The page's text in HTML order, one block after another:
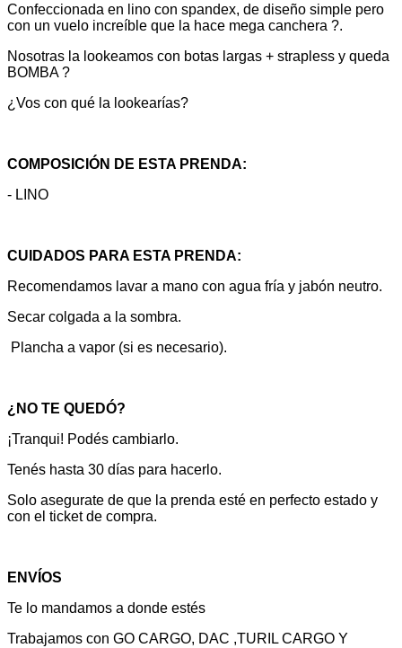
Confeccionada en lino con spandex, de diseño simple pero
con un vuelo increíble que la hace mega canchera ?.
Nosotras la lookeamos con botas largas + strapless y queda
BOMBA ?
¿Vos con qué la lookearías?
COMPOSICIÓN DE ESTA PRENDA:
- LINO
CUIDADOS PARA ESTA PRENDA:
Recomendamos lavar a mano con agua fría y jabón neutro.
Secar colgada a la sombra.
Plancha a vapor (si es necesario).
¿NO TE QUEDÓ?
¡Tranqui! Podés cambiarlo.
Tenés hasta 30 días para hacerlo.
Solo asegurate de que la prenda esté en perfecto estado y
con el ticket de compra.
ENVÍOS
Te lo mandamos a donde estés
Trabajamos con GO CARGO, DAC ,TURIL CARGO Y